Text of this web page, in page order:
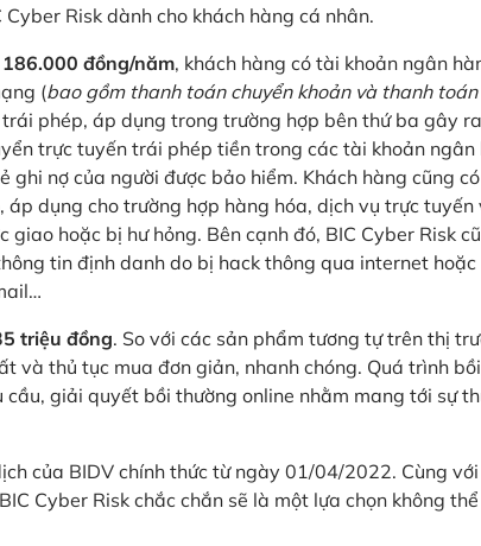
Risk dành cho khách hàng cá nhân.
186.000 đồng/năm, khách hàng có tài khoản ngân
(bao gồm thanh toán chuyển khoản và thanh
phép, áp dụng trong trường hợp bên thứ ba gây
trực tuyến trái phép tiền trong các tài khoản
nợ của người được bảo hiểm. Khách hàng cũng
dụng cho trường hợp hàng hóa, dịch vụ trực tuyến
hoặc bị hư hỏng. Bên cạnh đó, BIC Cyber Risk
tin định danh do bị hack thông qua internet
triệu đồng. So với các sản phẩm tương tự trên thị
và thủ tục mua đơn giản, nhanh chóng. Quá trình
giải quyết bồi thường online nhằm mang tới sự
của BIDV chính thức từ ngày 01/04/2022. Cùng
Cyber Risk chắc chắn sẽ là một lựa chọn không